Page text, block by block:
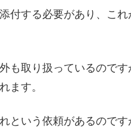
付する必要があり、こ
も取り扱っているので
ます。
という依頼があるので